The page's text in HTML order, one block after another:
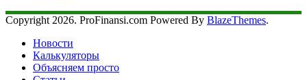
Copyright 2026. ProFinansi.com Powered By BlazeThemes.
Новости
Калькуляторы
Объясняем просто